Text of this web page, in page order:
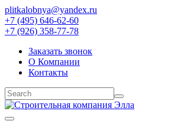
plitkalobnya@yandex.ru
+7 (495) 646-62-60
+7 (926) 358-77-78
Заказать звонок
О Компании
Контакты